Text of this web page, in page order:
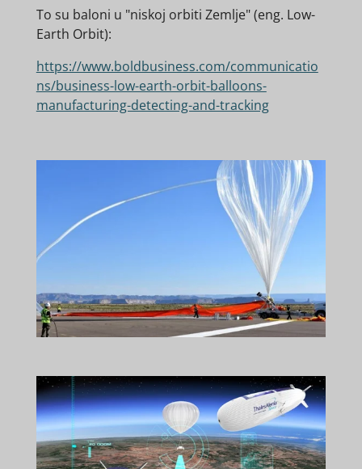
To su baloni u "niskoj orbiti Zemlje" (eng. Low-
Earth Orbit):
https://www.boldbusiness.com/communicatio
ns/business-low-earth-orbit-balloons-
manufacturing-detecting-and-tracking